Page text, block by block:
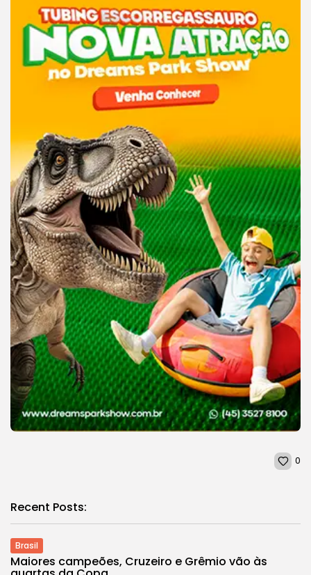
0
Recent Posts:
Brasil
Maiores campeões, Cruzeiro e Grêmio vão às